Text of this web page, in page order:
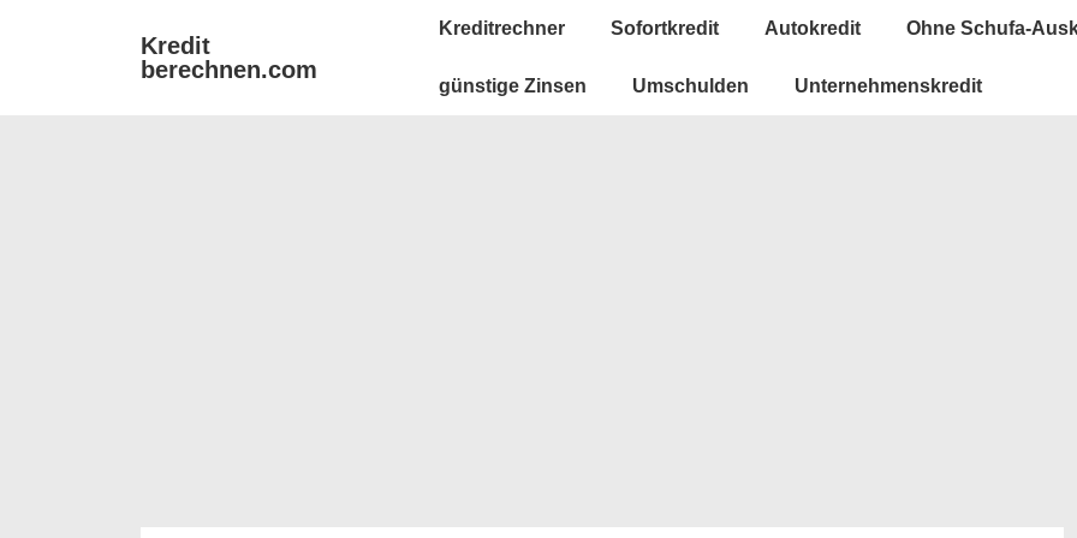
Kredit
berechnen.com
Main
Kreditrechner Sofortkredit Autokredit Ohne Schufa-
günstige Zinsen Umschulden Unternehmenskredit